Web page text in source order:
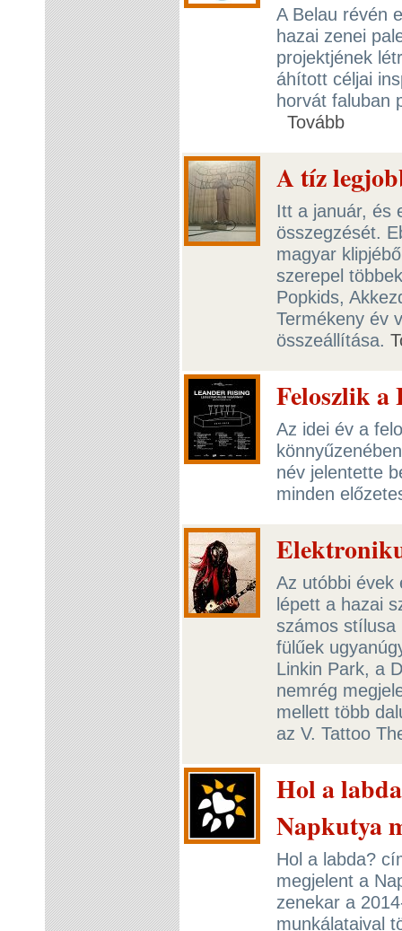
A Belau révén
hazai zenei
projektjének
áhított céljai
horvát faluban
Tovább
A tíz
Itt a január, és
összegzését.
magyar
szerepel
Popkids,
Termékeny év
összeállítása.
Feloszlik a
Az idei év a
név jelentette
minden
Az utóbbi évek
lépett a hazai
számos stílusa
fülűek
Linkin Park, a
nemrég
mellett több
az V. Tattoo
Hol a
Napkutya
Hol a labda?
megjelent a
zenekar a
munkálataival